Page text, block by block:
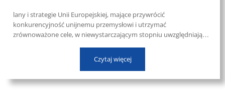
lany i strategie Unii Europejskiej, mające przywrócić
konkurencyjność unijnemu przemysłowi i utrzymać
zrównoważone cele, w niewystarczającym stopniu uwzględniają
autonomicznej i cyrkularnej przyszłości Europy. ...
Czytaj więcej